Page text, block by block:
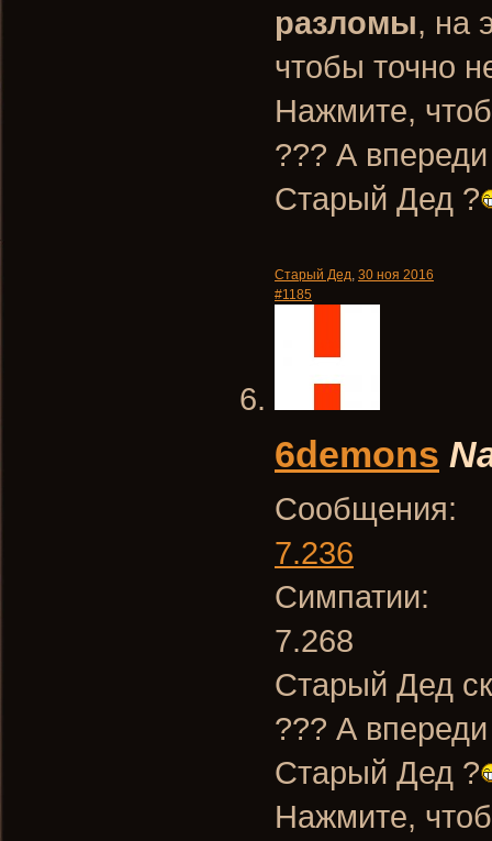
разломы, на
чтобы точно
Нажмите,
??? А
Старый Дед ?
Старый Дед, 30 ноя 2016
#1185
6demons
Сообщения:
7.236
Симпатии:
7.268
Старый Дед
??? А
Старый Дед ?
Нажмите,